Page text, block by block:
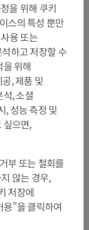
통 >
막잔기둥
다
을 위해 쿠키
스의 특성 뿐만
용 또는
하고 저장할 수
위해
, 제품 및
, 소셜
, 성능 측정 및
싶으면,
부 또는 철회를
않는 경우,
저장에
용"을 클릭하여